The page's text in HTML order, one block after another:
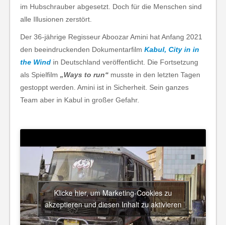
im Hubschrauber abgesetzt. Doch für die Menschen sind
alle Illusionen zerstört.
Der 36-jährige Regisseur Aboozar Amini hat Anfang 2021
den beeindruckenden Dokumentarfilm Kabul, City in in
the Wind in Deutschland veröffentlicht. Die Fortsetzung
als Spielfilm „Ways to run“ musste in den letzten Tagen
gestoppt werden. Amini ist in Sicherheit. Sein ganzes
Team aber in Kabul in großer Gefahr.
Klicke hier, um Marketing-Cookies zu
akzeptieren und diesen Inhalt zu aktivieren